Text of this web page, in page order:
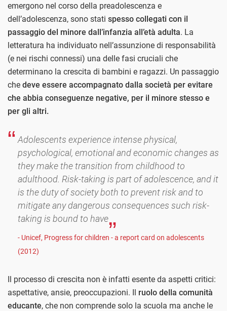
emergono nel corso della preadolescenza e
dell’adolescenza, sono stati spesso collegati con il
passaggio del minore dall’infanzia all’età adulta. La
letteratura ha individuato nell’assunzione di responsabilità
(e nei rischi connessi) una delle fasi cruciali che
determinano la crescita di bambini e ragazzi. Un passaggio
che deve essere accompagnato dalla società per evitare
che abbia conseguenze negative, per il minore stesso e
per gli altri.
Adolescents experience intense physical,
psychological, emotional and economic changes as
they make the transition from childhood to
adulthood. Risk-taking is part of adolescence, and it
is the duty of society both to prevent risk and to
mitigate any dangerous consequences such risk-
taking is bound to have
- Unicef, Progress for children - a report card on adolescents
(2012)
Il processo di crescita non è infatti esente da aspetti critici:
aspettative, ansie, preoccupazioni. Il ruolo della comunità
educante, che non comprende solo la scuola ma anche le